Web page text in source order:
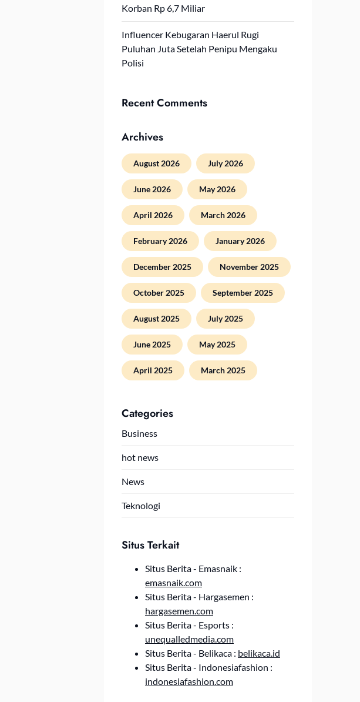
Korban Rp 6,7 Miliar
Influencer Kebugaran Haerul Rugi
Puluhan Juta Setelah Penipu Mengaku
Polisi
Recent Comments
Archives
August 2026 July 2026
June 2026 May 2026
April 2026 March 2026
February 2026 January 2026
December 2025 November 2025
October 2025 September 2025
August 2025 July 2025
June 2025 May 2025
April 2025 March 2025
Categories
Business
hot news
News
Teknologi
Situs Terkait
Situs Berita - Emasnaik :
emasnaik.com
Situs Berita - Hargasemen :
hargasemen.com
Situs Berita - Esports :
unequalledmedia.com
Situs Berita - Belikaca : belikaca.id
Situs Berita - Indonesiafashion :
indonesiafashion.com